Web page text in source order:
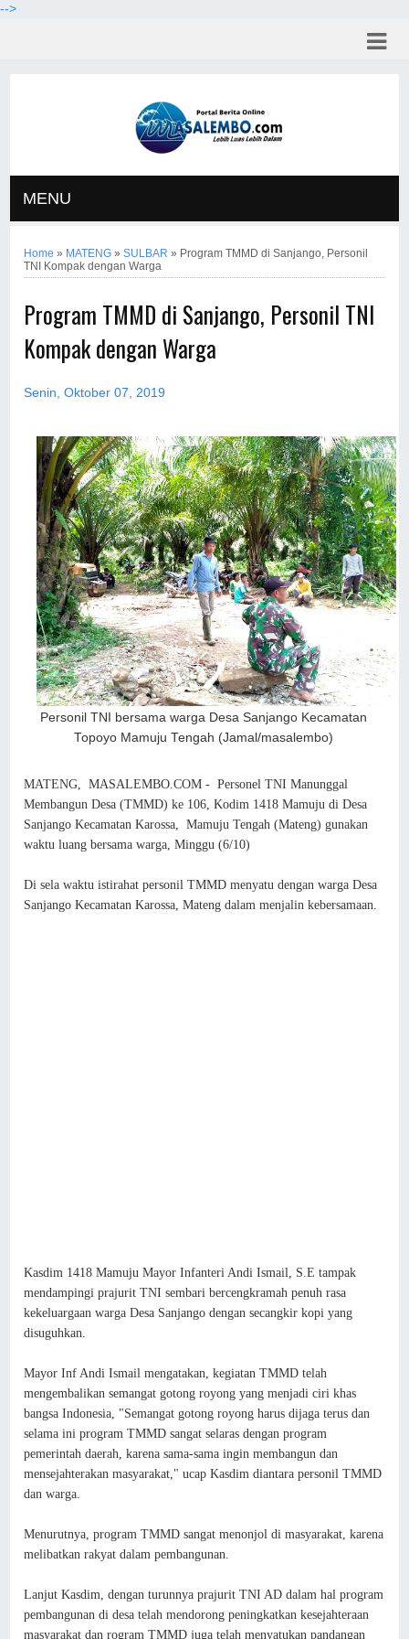
-->
MENU
Home » MATENG »SULBAR » Program TMMD di Sanjango, Personil
TNI Kompak dengan Warga
Program TMMD di Sanjango, Personil TNI
Kompak dengan Warga
Senin, Oktober 07, 2019
Personil TNI bersama warga Desa Sanjango Kecamatan
Topoyo Mamuju Tengah (Jamal/masalembo)
MATENG, MASALEMBO.COM - Personel TNI Manunggal
Membangun Desa (TMMD) ke 106, Kodim 1418 Mamuju di Desa
Sanjango Kecamatan Karossa, Mamuju Tengah (Mateng) gunakan
waktu luang bersama warga, Minggu (6/10)
Di sela waktu istirahat personil TMMD menyatu dengan warga Desa
Sanjango Kecamatan Karossa, Mateng dalam menjalin kebersamaan.
Kasdim 1418 Mamuju Mayor Infanteri Andi Ismail, S.E tampak
mendampingi prajurit TNI sembari bercengkramah penuh rasa
kekeluargaan warga Desa Sanjango dengan secangkir kopi yang
disuguhkan.
Mayor Inf Andi Ismail mengatakan, kegiatan TMMD telah
mengembalikan semangat gotong royong yang menjadi ciri khas
bangsa Indonesia, "Semangat gotong royong harus dijaga terus dan
selama ini program TMMD sangat selaras dengan program
pemerintah daerah, karena sama-sama ingin membangun dan
mensejahterakan masyarakat," ucap Kasdim diantara personil TMMD
dan warga.
Menurutnya, program TMMD sangat menonjol di masyarakat, karena
melibatkan rakyat dalam pembangunan.
Lanjut Kasdim, dengan turunnya prajurit TNI AD dalam hal program
pembangunan di desa telah mendorong peningkatkan kesejahteraan
masyarakat dan rogram TMMD juga telah menyatukan pandangan